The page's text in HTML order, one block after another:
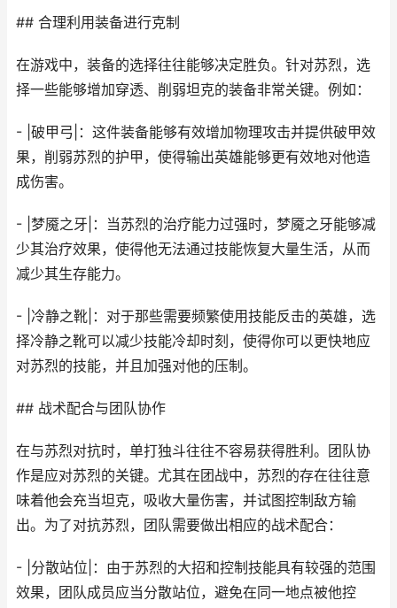
## 合理利用装备进行克制
在游戏中，装备的选择往往能够决定胜负。针对苏烈，选
择一些能够增加穿透、削弱坦克的装备非常关键。例如：
- |破甲弓|：这件装备能够有效增加物理攻击并提供破甲效
果，削弱苏烈的护甲，使得输出英雄能够更有效地对他造
成伤害。
- |梦魇之牙|：当苏烈的治疗能力过强时，梦魇之牙能够减
少其治疗效果，使得他无法通过技能恢复大量生活，从而
减少其生存能力。
- |冷静之靴|：对于那些需要频繁使用技能反击的英雄，选
择冷静之靴可以减少技能冷却时刻，使得你可以更快地应
对苏烈的技能，并且加强对他的压制。
## 战术配合与团队协作
在与苏烈对抗时，单打独斗往往不容易获得胜利。团队协
作是应对苏烈的关键。尤其在团战中，苏烈的存在往往意
味着他会充当坦克，吸收大量伤害，并试图控制敌方输
出。为了对抗苏烈，团队需要做出相应的战术配合：
- |分散站位|：由于苏烈的大招和控制技能具有较强的范围
效果，团队成员应当分散站位，避免在同一地点被他控